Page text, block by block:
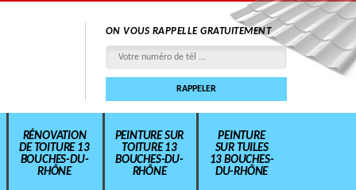
ON VOUS RAPPELLE GRATUITEMENT
RÉNOVATION
DE TOITURE 13
BOUCHES-DU-
RHÔNE
PEINTURE SUR
TOITURE 13
BOUCHES-DU-
RHÔNE
PEINTURE
SUR TUILES
13 BOUCHES-
DU-RHÔNE